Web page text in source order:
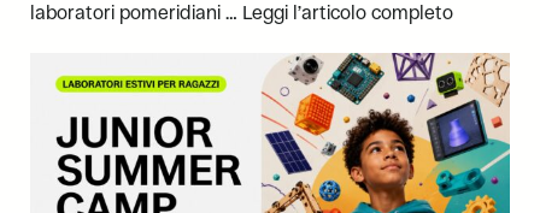
laboratori pomeridiani … Leggi l’articolo completo